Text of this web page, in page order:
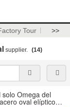
Tour >>
supplier. (14)
Omega del
oval elíptico